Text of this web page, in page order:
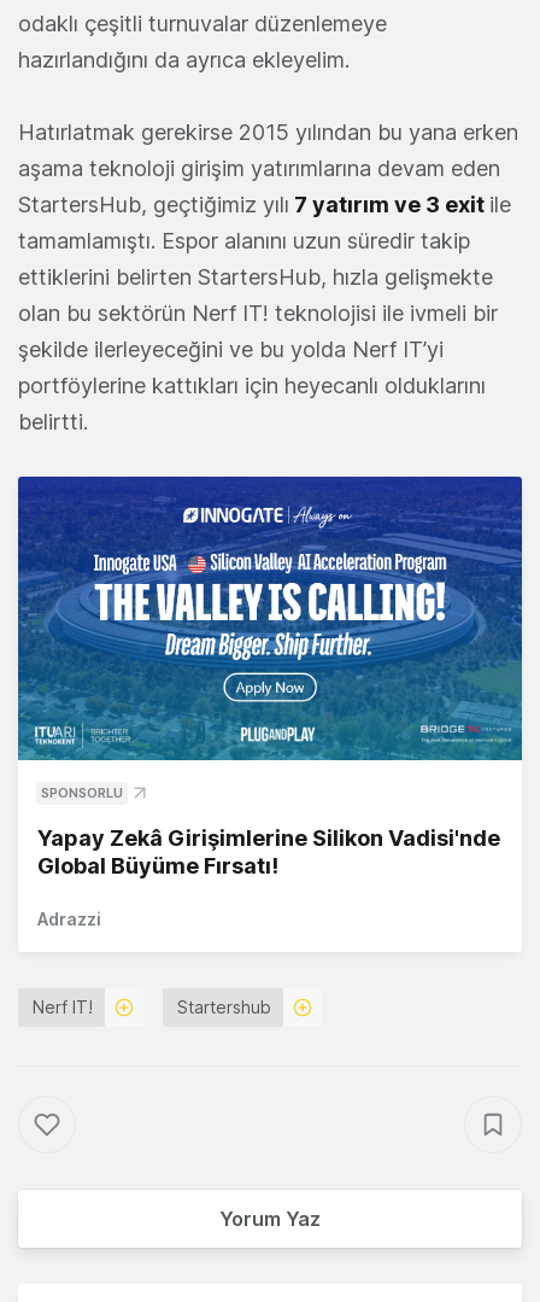
odaklı çeşitli turnuvalar düzenlemeye
hazırlandığını da ayrıca ekleyelim.
Hatırlatmak gerekirse 2015 yılından bu yana erken
aşama teknoloji girişim yatırımlarına devam eden
StartersHub, geçtiğimiz yılı 7 yatırım ve 3 exit ile
tamamlamıştı. Espor alanını uzun süredir takip
ettiklerini belirten StartersHub, hızla gelişmekte
olan bu sektörün Nerf IT! teknolojisi ile ivmeli bir
şekilde ilerleyeceğini ve bu yolda Nerf IT’yi
portföylerine kattıkları için heyecanlı olduklarını
belirtti.
SPONSORLU
Yapay Zekâ Girişimlerine Silikon Vadisi'nde
Global Büyüme Fırsatı!
Adrazzi
Nerf IT! Startershub
Yorum Yaz